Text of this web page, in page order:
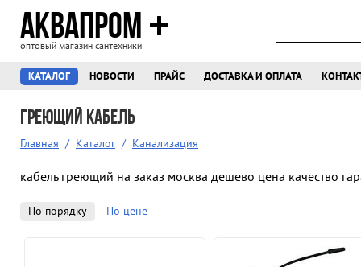
АКВАПРОМ
оптовый магазин сантехники
КАТАЛОГ НОВОСТИ ПРАЙС ДОСТАВКА И ОПЛАТА
Греющий кабель
Главная / Каталог / Канализация
кабель греющий на заказ москва дешево цена качество
По порядку По цене